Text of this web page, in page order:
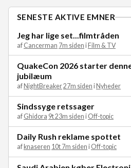
SENESTE AKTIVE EMNER
Jeg har lige set...filmtråden
af Cancerman 7m siden i Film & TV
QuakeCon 2026 starter
jubilæum
af NightBreaker27m siden i Nyheder
Sindssyge retssager
af Ghidora 9t 23m siden i Off-topic
Daily Rush reklame spottet
af knaseren 10t 7m siden i Off-topic